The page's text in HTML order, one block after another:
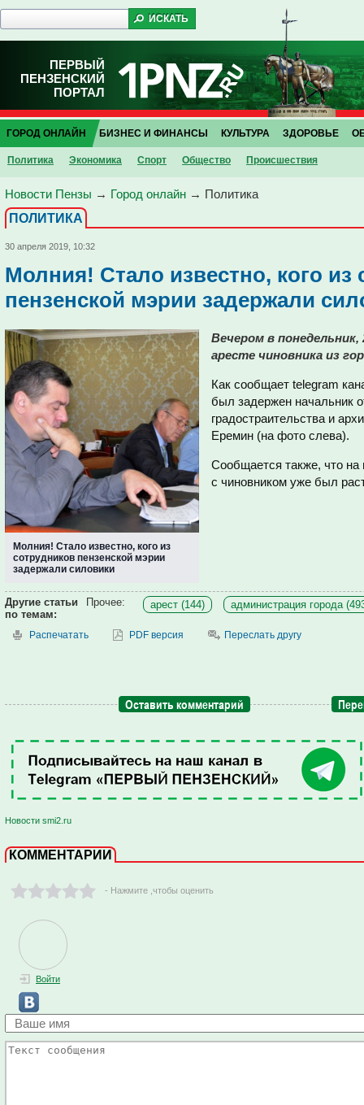
ПЕРВЫЙ
ПЕНЗЕНСКИЙ
ПОРТАЛ
ГОРОД ОНЛАЙН
Политика Экономика Спорт Общество Проиcшествия
БИЗНЕС И ФИНАНСЫ КУЛЬТУРА ЗДОРОВЬЕ
Новости Пензы → Город онлайн → Политика
ПОЛИТИКА
30 апреля 2019, 10:32
Молния! Стало известно, кого из
пензенской мэрии задержали
Молния! Стало известно, кого из
сотрудников пензенской мэрии
задержали силовики
Вечером в
аресте чиновника из
Как сообщает telegram
был задержен начальник
градостраительства и
Еремин (на фото слева).
Сообщается также, что на
с чиновником уже был
Другие статьи
по темам:
Прочее: арест (144) администрация города
Распечатать PDF версия Переслать другу
Оставить комментарий
Новости smi2.ru
КОММЕНТАРИИ
- Нажмите ,чтобы оценить
Войти